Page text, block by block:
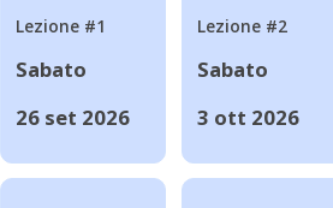
Lezione #1
Sabato
26 set 2026
Lezione #2
Sabato
3 ott 2026